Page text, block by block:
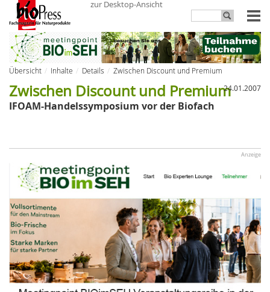
zur Desktop-Ansicht
Übersicht Inhalte Details
Zwischen Discount und Premium
24.01.2007
Zwischen Discount und Premium
IFOAM-Handelssymposium vor der Biofach
Anzeige